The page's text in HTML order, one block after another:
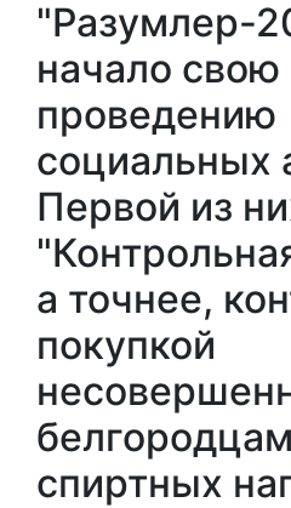
"Разумлер-
начало свою
проведению
социальных
Первой из
"К
а точнее,
покупкой
спиртных